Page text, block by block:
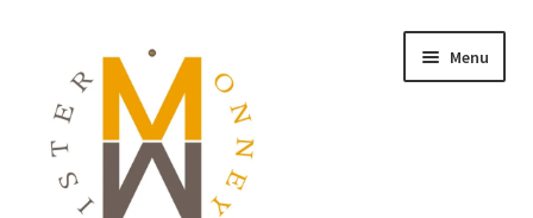
Menu